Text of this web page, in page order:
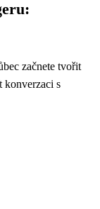
začnete tvořit
konverzaci s